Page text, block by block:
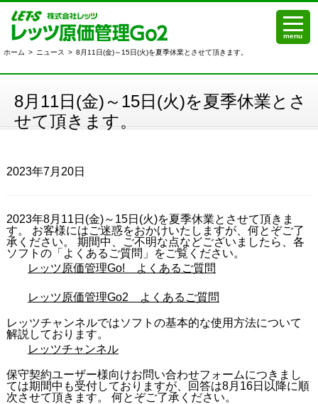
menu
ホーム > ニュース > 8月11日(金)～15日(火)を夏季休業とさせて頂きます。
8月11日(金)～15日(火)を夏季休業とさ
せて頂きます。
2023年7月20日
2023年8月11日(金)～15日(火)を夏季休業とさせて頂きま
す。 お客様にはご迷惑をおかけいたしますが、何とぞご了
承ください。 期間中、ご不明な点などございましたら、各
ソフトの「よくあるご質問」をご覧ください。
レッツ原価管理Go! よくあるご質問
レッツ原価管理Go2 よくあるご質問
レッツチャンネルではソフトの基本的な使用方法について
解説しております。
レッツチャンネル
保守契約ユーザー様向けお問い合わせフォームにつきまし
ては期間中も受付しておりますが、回答は8月16日以降に順
次させて頂きます。 何とぞご了承ください。